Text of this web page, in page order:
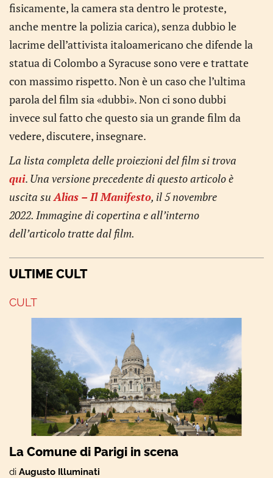
fisicamente, la camera sta dentro le proteste,
anche mentre la polizia carica), senza dubbio le
lacrime dell’attivista italoamericano che difende la
statua di Colombo a Syracuse sono vere e trattate
con massimo rispetto. Non è un caso che l’ultima
parola del film sia «dubbi». Non ci sono dubbi
invece sul fatto che questo sia un grande film da
vedere, discutere, insegnare.
La lista completa delle proiezioni del film si trova
qui. Una versione precedente di questo articolo è
uscita suAlias – Il Manifesto, il 5 novembre
2022. Immagine di copertina e all’interno
dell’articolo tratte dal film.
ULTIME CULT
CULT
La Comune di Parigi in scena
di Augusto Illuminati